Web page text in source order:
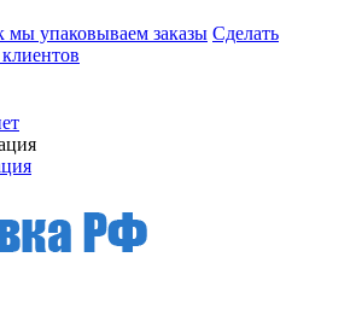
мы упаковываем заказы Сделать